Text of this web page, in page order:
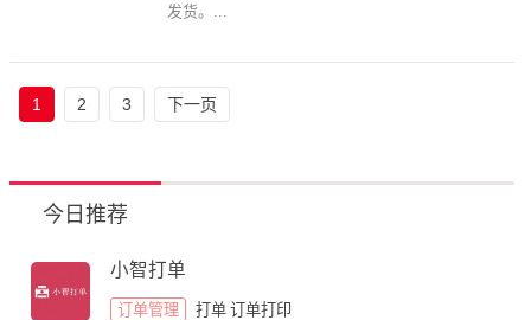
发货。...
1 2 3 下一页
今日推荐
小智打单
订单管理 打单 订单打印